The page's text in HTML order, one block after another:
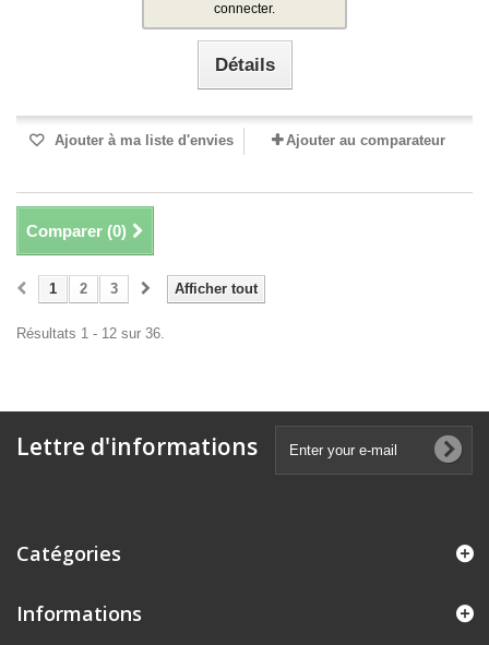
connecter.
Détails
Ajouter à ma liste d'envies Ajouter au comparateur
Comparer (0)
Afficher tout
1 2 3
Résultats 1 - 12 sur 36.
Lettre d'informations
Catégories
Informations